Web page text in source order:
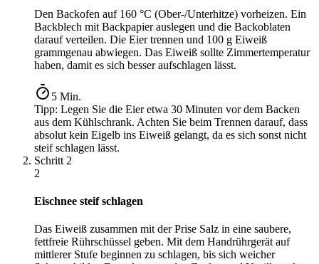
Den Backofen auf 160 °C (Ober-/Unterhitze) vorheizen. Ein
Backblech mit Backpapier auslegen und die Backoblaten
darauf verteilen. Die Eier trennen und 100 g Eiweiß
grammgenau abwiegen. Das Eiweiß sollte Zimmertemperatur
haben, damit es sich besser aufschlagen lässt.
5 Min.
Tipp: Legen Sie die Eier etwa 30 Minuten vor dem Backen
aus dem Kühlschrank. Achten Sie beim Trennen darauf, dass
absolut kein Eigelb ins Eiweiß gelangt, da es sich sonst nicht
steif schlagen lässt.
Schritt 2
2
Eischnee steif schlagen
Das Eiweiß zusammen mit der Prise Salz in eine saubere,
fettfreie Rührschüssel geben. Mit dem Handrührgerät auf
mittlerer Stufe beginnen zu schlagen, bis sich weicher